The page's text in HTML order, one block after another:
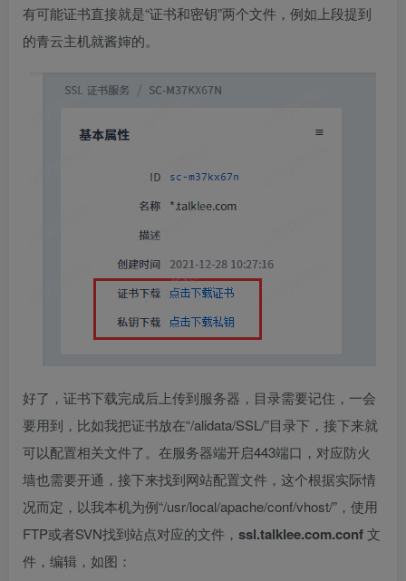
有可能证书直接就是“证书和密钥”两个文件，例如上段提到
的青云主机就酱婶的。
好了，证书下载完成后上传到服务器，目录需要记住，一会
要用到，比如我把证书放在“/alidata/SSL/”目录下，接下来就
可以配置相关文件了。在服务器端开启443端口，对应防火
墙也需要开通，接下来找到网站配置文件，这个根据实际情
况而定，以我本机为例“/usr/local/apache/conf/vhost/”，使用
FTP或者SVN找到站点对应的文件， ssl.talklee.com.conf文
件，编辑，如图：